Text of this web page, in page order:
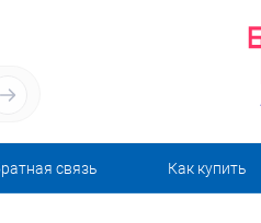
связь Как купить